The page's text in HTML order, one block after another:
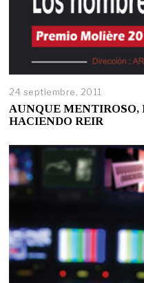
24 septiembre, 2011
AUNQUE MENTIROSO,
HACIENDO REIR